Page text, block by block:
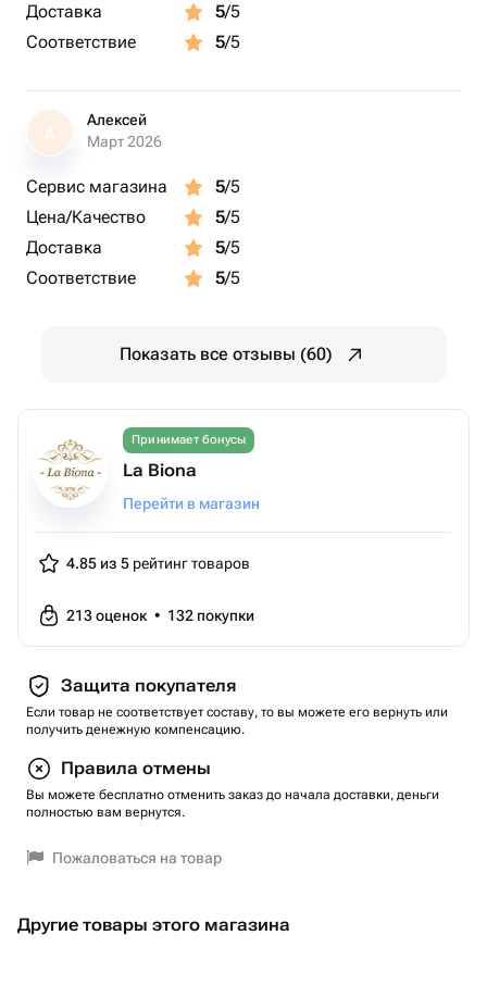
Доставка 5/5
Соответствие
5/5
А
Алексей
Март 2026
Сервис магазина 5/5
Цена/Качество
5/5
Доставка
5/5
Соответствие
5/5
Показать все отзывы (60)
Принимает бонусы
La Biona
Перейти в магазин
4.85 из 5 рейтинг товаров
213оценок • 132 покупки
Защита покупателя
Если товар не соответствует составу, то вы можете его вернуть или
получить денежную компенсацию.
Правила отмены
Вы можете бесплатно отменить заказ до начала доставки, деньги
полностью вам вернутся.
Пожаловаться на товар
Другие товары этого магазина